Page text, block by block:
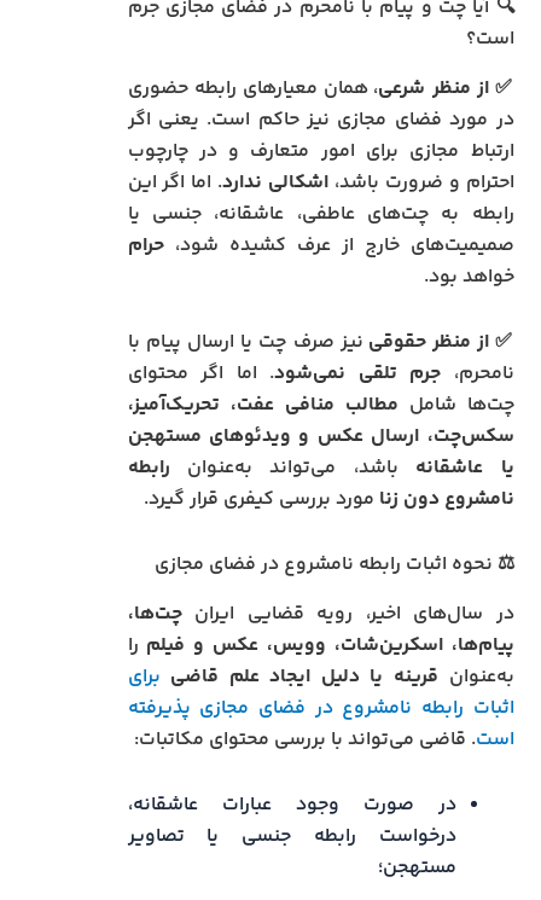
🔍 آیا چت و پیام با نامحرم در فضای مجازی جرم
است؟
✅از منظر شرعی، همان معیارهای رابطه حضوری
در مورد فضای مجازی نیز حاکم است. یعنی اگر
ارتباط مجازی برای امور متعارف و در چارچوب
احترام و ضرورت باشد، اشکالی ندارد. اما اگر این
رابطه به چت‌های عاطفی، عاشقانه، جنسی یا
صمیمیت‌های خارج از عرف کشیده شود،حرام
خواهد بود.
✅ از منظر حقوقی نیز صرف چت یا ارسال پیام با
نامحرم، جرم تلقی نمی‌شود. اما اگر محتوای
چت‌ها شامل مطالب منافی عفت، تحریک‌آمیز،
سکس‌چت، ارسال عکس و ویدئوهای مستهجن
یا عاشقانه باشد، می‌تواند به‌عنوان رابطه
نامشروع دون زنا مورد بررسی کیفری قرار گیرد.
⚖️ نحوه اثبات رابطه نامشروع در فضای مجازی
در سال‌های اخیر، رویه قضایی ایرانچت‌ها،
پیام‌ها، اسکرین‌شات، وویس، عکس و فیلم را
به‌عنوان قرینه یا دلیل ایجاد علم قاضی برای
اثبات رابطه نامشروع در فضای مجازی پذیرفته
است. قاضی می‌تواند با بررسی محتوای مکاتبات:
در صورت وجود عبارات عاشقانه،
درخواست رابطه جنسی یا تصاویر
مستهجن؛